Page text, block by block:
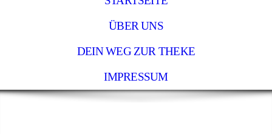
ÜBER UNS
DEIN WEG ZUR THEKE
IMPRESSUM